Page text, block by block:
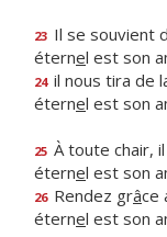
23 Il se souvient
éternel est son
24 il nous tira de
éternel est son
25 À toute chair,
éternel est son
26 Rendez grâce
éternel est son